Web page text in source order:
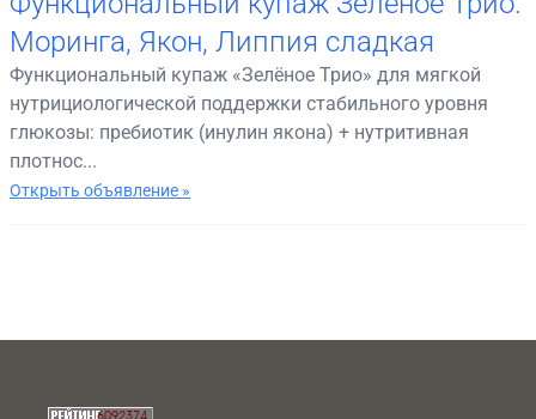
Моринга, Якон, Липпия сладкая
Функциональный купаж «Зелёное Трио» для мягкой
нутрициологической поддержки стабильного уровня
глюкозы: пребиотик (инулин якона) + нутритивная
плотнос...
Открыть объявление »